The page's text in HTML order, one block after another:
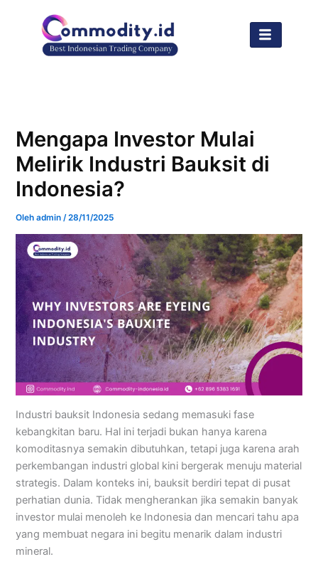
Mengapa Investor Mulai
Melirik Industri Bauksit di
Indonesia?
Olehadmin/28/11/2025
Industri bauksit Indonesia sedang memasuki fase
kebangkitan baru. Hal ini terjadi bukan hanya karena
komoditasnya semakin dibutuhkan, tetapi juga karena arah
perkembangan industri global kini bergerak menuju material
strategis. Dalam konteks ini, bauksit berdiri tepat di pusat
perhatian dunia. Tidak mengherankan jika semakin banyak
investor mulai menoleh ke Indonesia dan mencari tahu apa
yang membuat negara ini begitu menarik dalam industri
mineral.